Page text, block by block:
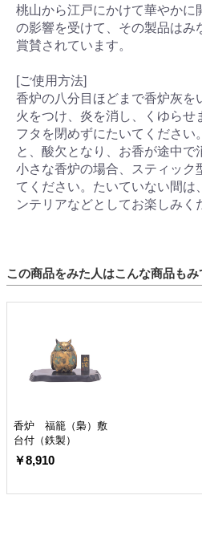
桃山から江戸にかけて華やかに
の影響を受けて、その製品はみ
賞賛されています。
[ご使用方法]
香炉の八分目ほどまで香炉灰を
火をつけ、炎を消し、くゆらせ
フタを閉めずにたいてください
と、酸欠となり、お香が途中で
小さな香炉の場合、スティック
てください。たいていない間は
ンテリアなどとしてお楽しみく
この商品をみた人はこんな商品も
香炉 福籠（梟）敷
台付（鉄製）
￥8,910